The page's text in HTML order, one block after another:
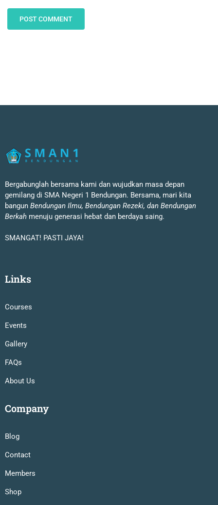
Bergabunglah bersama kami dan wujudkan masa depan
gemilang di SMA Negeri 1 Bendungan. Bersama, mari kita
bangun Bendungan Ilmu, Bendungan Rezeki, dan Bendungan
Berkah menuju generasi hebat dan berdaya saing.
SMANGAT! PASTI JAYA!
Links
Courses
Events
Gallery
FAQs
About Us
Company
Blog
Contact
Members
Shop